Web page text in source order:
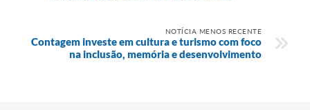
NOTÍCIA MENOS RECENTE
Contagem investe em cultura e turismo com foco
na inclusão, memória e desenvolvimento